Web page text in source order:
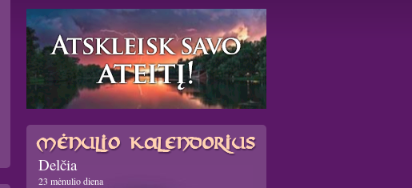
Delčia
23 mėnulio diena